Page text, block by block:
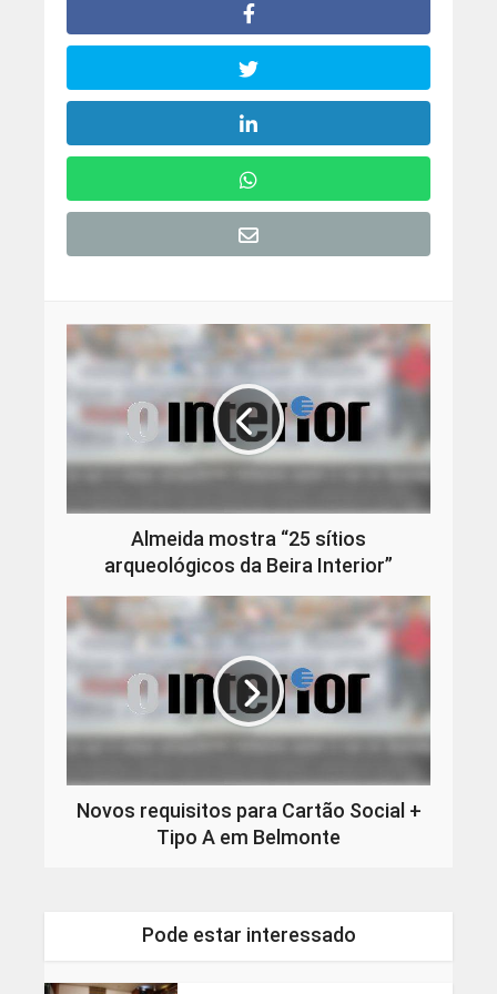
Almeida mostra “25 sítios
arqueológicos da Beira Interior”
Novos requisitos para Cartão Social +
Tipo A em Belmonte
Pode estar interessado